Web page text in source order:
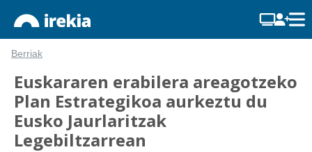
Berriak
Euskararen erabilera areagotzeko
Plan Estrategikoa aurkeztu du
Eusko Jaurlaritzak
Legebiltzarrean